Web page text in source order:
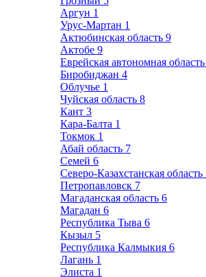
Аргун 1
Урус-Мартан 1
Актюбинская область 9
Актобе 9
Еврейская автономная область
Биробиджан 4
Облучье 1
Чуйская область 8
Кант 3
Кара-Балта 1
Токмок 1
Абай область 7
Семей 6
Северо-Казахстанская область
Петропавловск 7
Магаданская область 6
Магадан 6
Республика Тыва 6
Кызыл 5
Республика Калмыкия 6
Лагань 1
Элиста 1